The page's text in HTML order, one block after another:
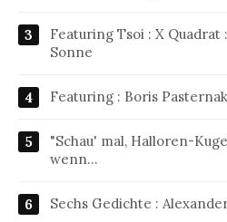
Featuring Tsoi : X
Sonne
Featuring : Boris
"Schau' mal, Halloren-
wenn…
Sechs Gedichte :